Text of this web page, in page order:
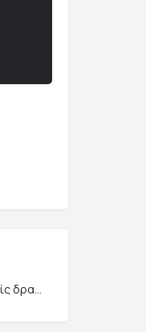
Αυτοτελείς δραστηριότητες